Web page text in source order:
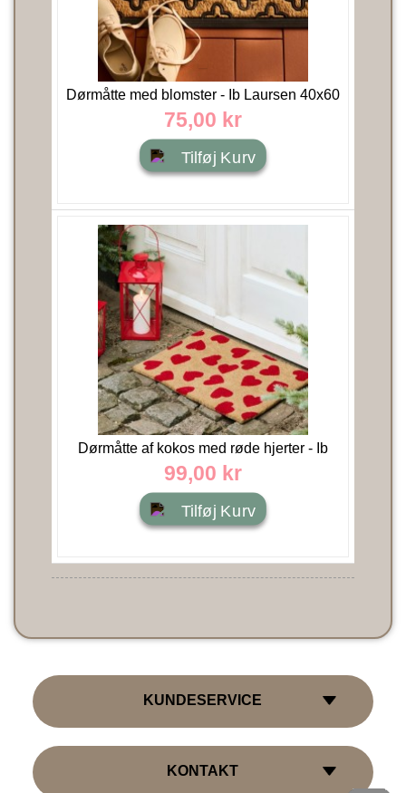
Dørmåtte med blomster - Ib Laursen 40x60
75,00 kr
Tilføj Kurv
Dørmåtte af kokos med røde hjerter - Ib
Laursen 40x60
99,00 kr
Tilføj Kurv
KUNDESERVICE
KONTAKT